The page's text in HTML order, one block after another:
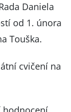
Daniela
od 1. února
Touška.
cvičení na